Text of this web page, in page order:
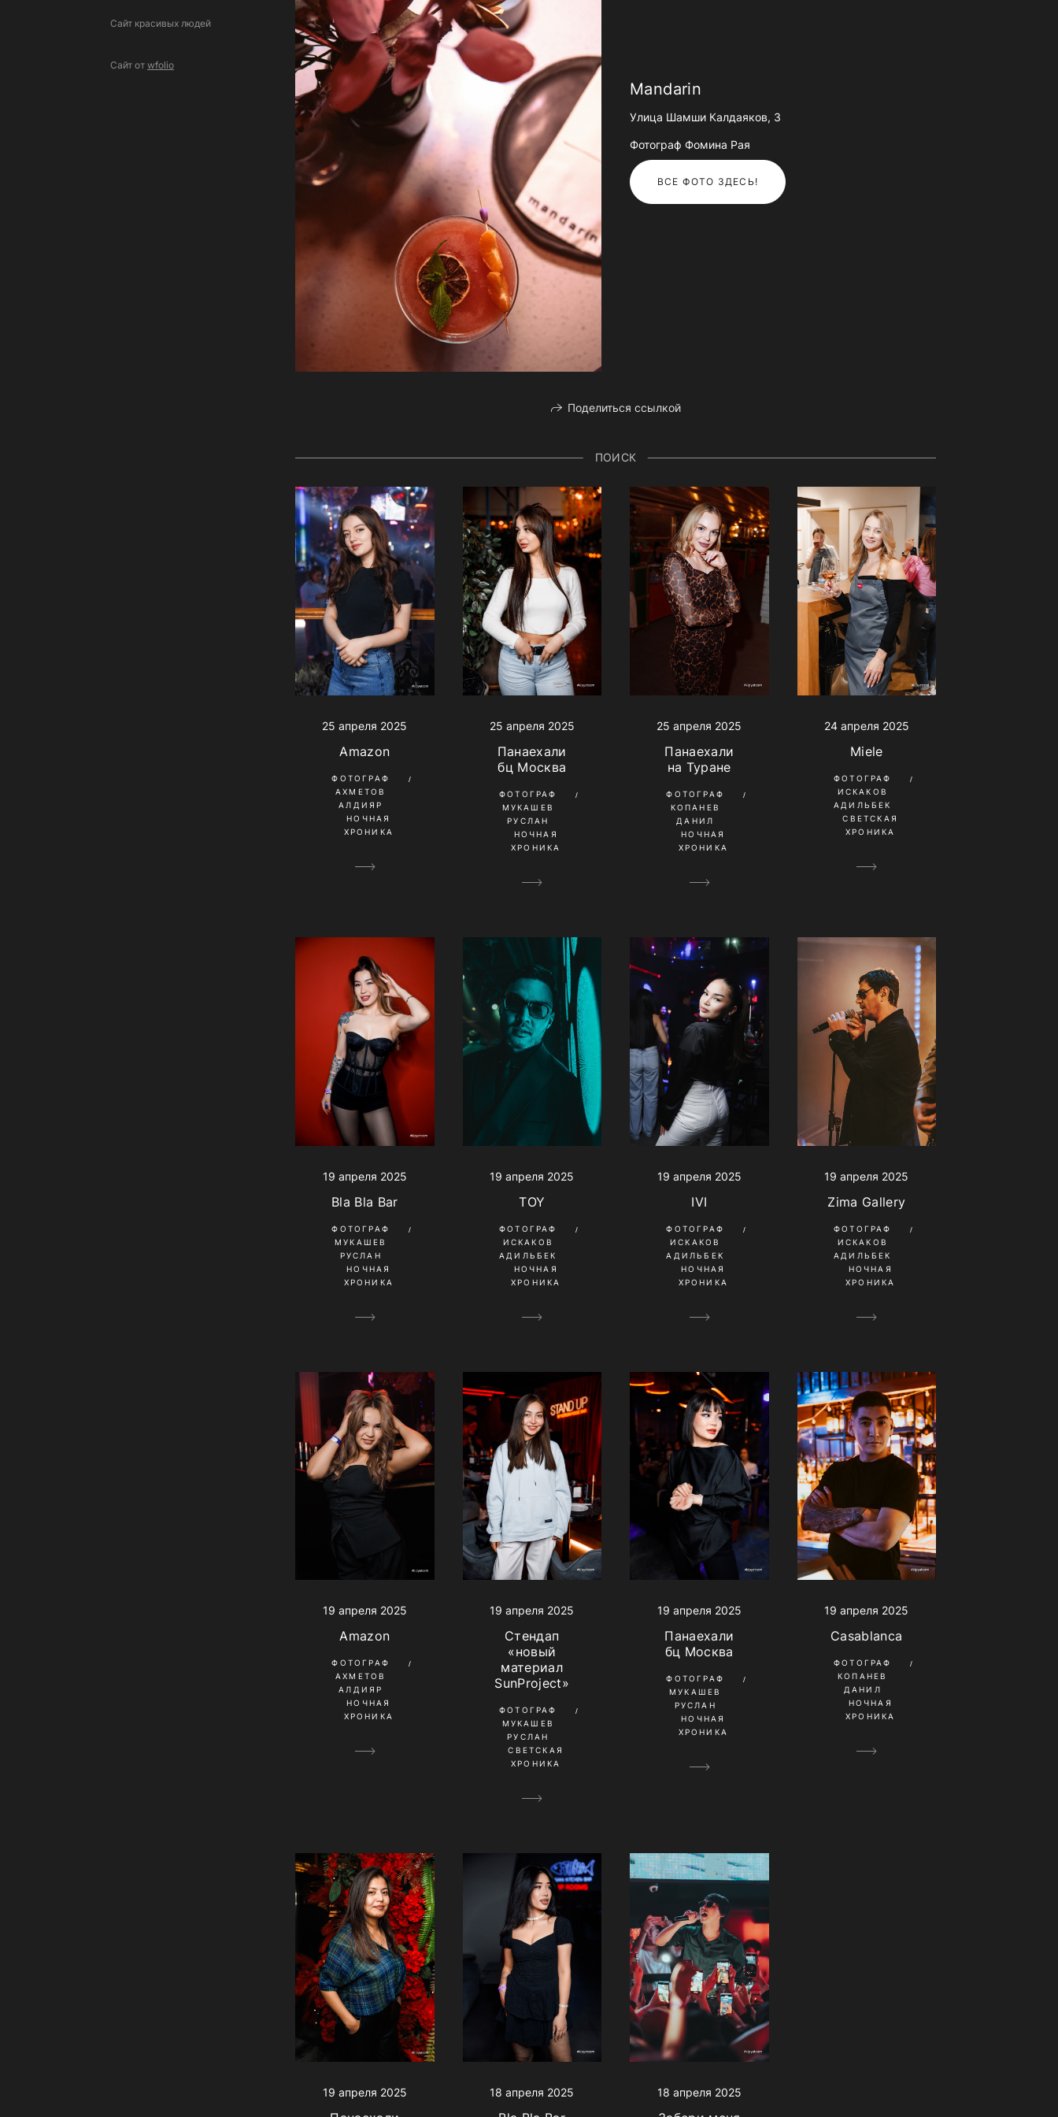
Сайт красивых людей
Сайт от wfolio
Mandarin
Улица Шамши Калдаяков, 3
Фотограф Фомина Рая
ВСЕ ФОТО ЗДЕСЬ!
Поделиться ссылкой
ПОИСК
25 апреля 2025
Amazon
ФОТОГРАФ
АХМЕТОВ
АЛДИЯР
НОЧНАЯ
ХРОНИКА
25 апреля 2025
Панаехали
бц Москва
ФОТОГРАФ
МУКАШЕВ
РУСЛАН
НОЧНАЯ
ХРОНИКА
25 апреля 2025
Панаехали
на Туране
ФОТОГРАФ
КОПАНЕВ
ДАНИЛ
НОЧНАЯ
ХРОНИКА
24 апреля 2025
Miele
ФОТОГРАФ
ИСКАКОВ
АДИЛЬБЕК
СВЕТСКАЯ
ХРОНИКА
19 апреля 2025
Bla Bla Bar
ФОТОГРАФ
МУКАШЕВ
РУСЛАН
НОЧНАЯ
ХРОНИКА
19 апреля 2025
TOY
ФОТОГРАФ
ИСКАКОВ
АДИЛЬБЕК
НОЧНАЯ
ХРОНИКА
19 апреля 2025
IVI
ФОТОГРАФ
ИСКАКОВ
АДИЛЬБЕК
НОЧНАЯ
ХРОНИКА
19 апреля 2025
Zima Gallery
ФОТОГРАФ
ИСКАКОВ
АДИЛЬБЕК
НОЧНАЯ
ХРОНИКА
19 апреля 2025
Amazon
ФОТОГРАФ
АХМЕТОВ
АЛДИЯР
НОЧНАЯ
ХРОНИКА
19 апреля 2025
Стендап
«новый
материал
SunProject»
ФОТОГРАФ
МУКАШЕВ
РУСЛАН
СВЕТСКАЯ
ХРОНИКА
19 апреля 2025
Панаехали
бц Москва
ФОТОГРАФ
МУКАШЕВ
РУСЛАН
НОЧНАЯ
ХРОНИКА
19 апреля 2025
Casablanca
ФОТОГРАФ
КОПАНЕВ
ДАНИЛ
НОЧНАЯ
ХРОНИКА
19 апреля 2025 18 апреля 2025 18 апреля 2025